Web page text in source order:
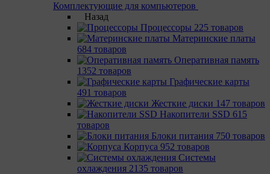
Комплектующие для компьютеров
Назад
Процессоры 225 товаров
Материнcкие платы
684 товаров
Оперативная память
1352 товаров
Графические карты
491 товаров
Жесткие диски 147 товаров
Накопители SSD 615
товаров
Блоки питания 750 товаров
Корпуса 952 товаров
Системы
охлаждения 2135 товаров